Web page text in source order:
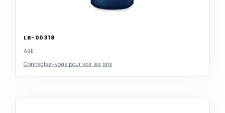
LB-00318
ABE
Connectez-vous pour voir les prix